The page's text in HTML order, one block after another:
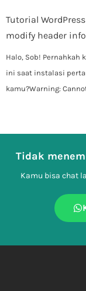
Tutorial
modify header
Halo, Sob!
ini saat instalasi
kamu?Warning:
Tidak
Kamu bisa chat